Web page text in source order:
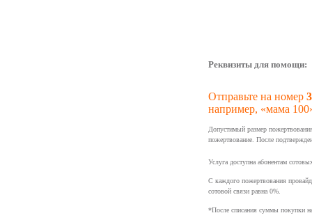
Реквизиты для помощи:
Отправьте на номер
например, «мама
Допустимый размер
пожертвование. После
Услуга доступна абонентам
С каждого пожертвования
сотовой связи равна 0%.
*После списания суммы покупки